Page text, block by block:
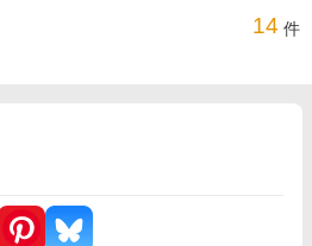
いた最強スキル《衝撃拳》を交換し、
イクロプスを破壊する！しかも、Ｓク
スターの撃破によって、レベルが一気
が、ダンジョンの危機をも救って英雄
ジョンの制覇者になる物語。 《最下層
14 件